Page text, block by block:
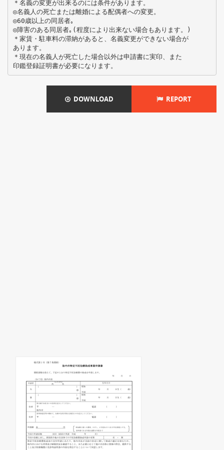
＊名義の変更が出来るのには条件があります。
◎名義人の死亡または離婚による配偶者への変更。
◎60歳以上の同居者｡
◎障害のある同居者｡(程度により出来ない場合もあります。)
＊家賃・駐車料の滞納があると、名義変更ができない場合が
あります。
＊現在の名義人が死亡した場合以外は申請書に実印、また
DOWNLOAD REPORT